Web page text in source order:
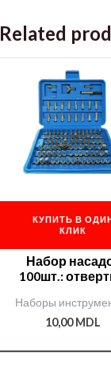
Related
КУПИТЬ В
КЛИК
Набор
100шт.:
звездочки и
другие
Наборы
10,00MDL